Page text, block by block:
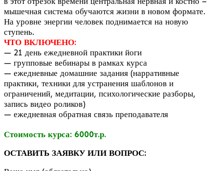
мышечная система обучаются жизни в новом формате.
На уровне энергии человек поднимается на новую
ступень.
ЧТО ВКЛЮЧЕНО:
— 21 день ежедневной практики йоги
— групповые вебинары в рамках курса
— ежедневные домашние задания (нарративные
практики, техники для устранения шаблонов и
ограничений, медитации, психологические разборы,
запись видео роликов)
— ежедневная обратная связь преподавателя
Стоимость курса: 6000т.р.
ОСТАВИТЬ ЗАЯВКУ ИЛИ ВОПРОС: